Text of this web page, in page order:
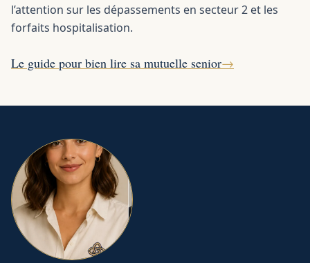
l’attention sur les dépassements en secteur 2 et les
forfaits hospitalisation.
Le guide pour bien lire sa mutuelle senior→